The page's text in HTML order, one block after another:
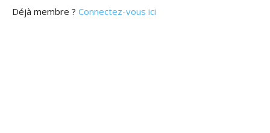
Déjà membre ? Connectez-vous ici